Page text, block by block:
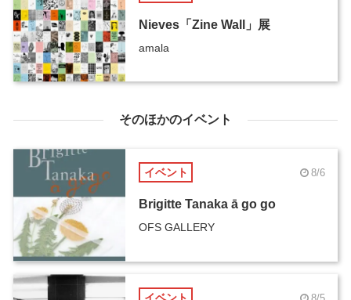
Nieves「Zine Wall」展
amala
そのほかのイベント
イベント 8/6
Brigitte Tanaka ā go go
OFS GALLERY